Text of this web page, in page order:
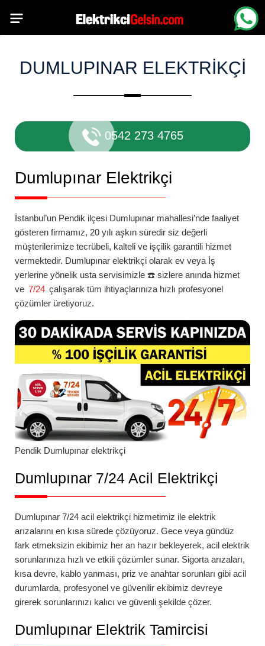
DUMLUPINAR ELEKTRIKÇI
0542 273 4765
Dumlupınar Elektrikçi
İstanbul’un Pendik ilçesi Dumlupınar mahallesi’nde faaliyet
gösteren firmamız, 20 yılı aşkın süredir siz değerli
müşterilerimize tecrübeli, kalteli ve işçilik garantili hizmet
vermektedir. Dumlupınar elektrikçi olarak ev veya İş
yerlerine yönelik usta servisimizle ☎️ sizlere anında hizmet
ve 7/24 çalışarak tüm ihtiyaçlarınıza hızlı profesyonel
çözümler üretiyoruz.
Pendik Dumlupınar elektrikçi
Dumlupınar 7/24 Acil Elektrikçi
Dumlupınar 7/24 acil elektrikçi hizmetimiz ile elektrik
arızalarını en kısa sürede çözüyoruz. Gece veya gündüz
fark etmeksizin ekibimiz her an hazır bekleyerek, acil elektrik
sorunlarınıza hızlı ve etkili çözümler sunar. Sigorta arızaları,
kısa devre, kablo yanması, priz ve anahtar sorunları gibi acil
durumlarda, profesyonel ve güvenilir ekibimiz devreye
girerek sorunlarınızı kalıcı ve güvenli şekilde çözer.
Dumlupınar Elektrik Tamircisi